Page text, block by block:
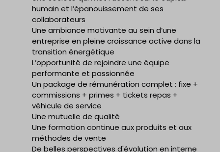
humain et l’épanouissement de ses
collaborateurs
Une ambiance motivante au sein d’une
entreprise en pleine croissance active dans la
transition énergétique
L’opportunité de rejoindre une équipe
performante et passionnée
Un package de rémunération complet : fixe +
commissions + primes + tickets repas +
véhicule de service
Une mutuelle de qualité
Une formation continue aux produits et aux
méthodes de vente
De belles perspectives d'évolution en interne